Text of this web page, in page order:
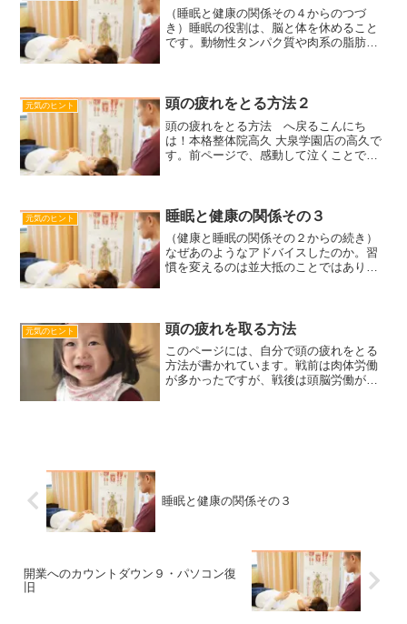
（睡眠と健康の関係その４からのつづ
き）睡眠の役割は、脳と体を休めること
です。動物性タンパク質や肉系の脂肪を
することです。上記の方法で...
元気のヒント 頭の疲れをとる方法２
頭の疲れをとる方法 へ戻るこんにち
は！本格整体院高久 大泉学園店の高久で
す。前ページで、感動して泣くことで脳
心に灯をともす】より引用…...
元気のヒント 睡眠と健康の関係その３
（健康と睡眠の関係その２からの続き）
なぜあのようなアドバイスしたのか。習
慣を変えるのは並大抵のことではありま
連動して同じように感じま...
元気のヒント 頭の疲れを取る方法
このページには、自分で頭の疲れをとる
方法が書かれています。戦前は肉体労働
が多かったですが、戦後は頭脳労働が増
睡眠と健康の関係その３
開業へのカウントダウン９・パソコン復
旧